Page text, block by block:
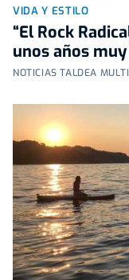
VIDA Y ESTILO
“El Rock
unos años
NOTICIAS TALDEA